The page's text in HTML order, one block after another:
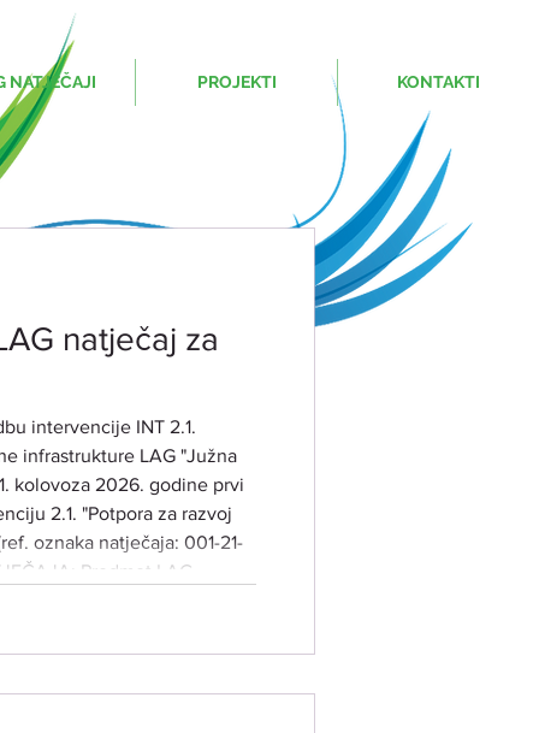
NATJEČAJI PROJEKTI KONTAKTI
natječaj za
intervencije INT 2.1.
infrastrukture LAG "Južna
kolovoza 2026. godine prvi
2.1. "Potpora za razvoj
oznaka natječaja: 001-21-
Predmet LAG
razvoju dostupne male